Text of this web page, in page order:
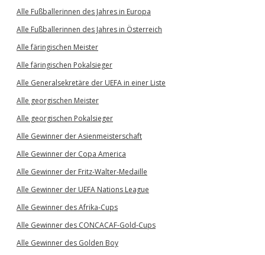
Alle Fußballerinnen des Jahres in Europa
Alle Fußballerinnen des Jahres in Österreich
Alle färingischen Meister
Alle färingischen Pokalsieger
Alle Generalsekretäre der UEFA in einer Liste
Alle georgischen Meister
Alle georgischen Pokalsieger
Alle Gewinner der Asienmeisterschaft
Alle Gewinner der Copa America
Alle Gewinner der Fritz-Walter-Medaille
Alle Gewinner der UEFA Nations League
Alle Gewinner des Afrika-Cups
Alle Gewinner des CONCACAF-Gold-Cups
Alle Gewinner des Golden Boy